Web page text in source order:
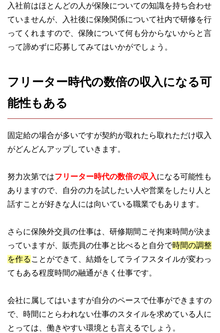
入社前はほとんどの人が保険についての知識を持ち合わせ
ていませんが、入社後に保険関係について社内で研修を行
ってくれますので、保険について何も分からないからと言
って諦めずに応募してみてはいかがでしょう。
フリーター時代の数倍の収入になる可
能性もある
固定給の場合が多いですが契約が取れたら取れただけ収入
がどんどんアップしていきます。
努力次第ではフリーター時代の数倍の収入になる可能性も
ありますので、自分の力を試したい人や営業をしたり人と
話すことが好きな人には向いている職業でもあります。
さらに保険外交員の仕事は、研修期間こそ拘束時間が決ま
っていますが、販売員の仕事と比べると自分で時間の調整
を作る ことができて、結婚をしてライフスタイルが変わっ
てもある程度時間の融通がきく仕事です。
会社に属してはいますが自分のペースで仕事ができますの
で、時間にとらわれない仕事のスタイルを求めている人に
とっては、働きやすい環境とも言えるでしょう。